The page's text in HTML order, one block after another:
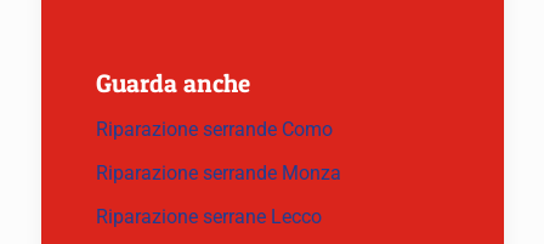
Guarda anche
Riparazione serrande Como
Riparazione serrande Monza
Riparazione serrane Lecco